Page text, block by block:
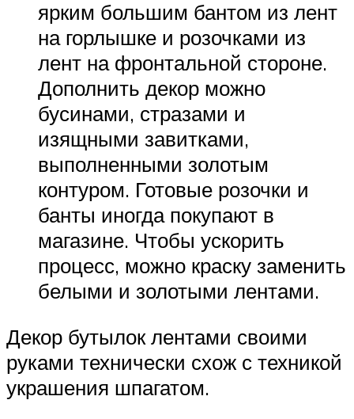
ярким большим бантом из лент
на горлышке и розочками из
лент на фронтальной стороне.
Дополнить декор можно
бусинами, стразами и
изящными завитками,
выполненными золотым
контуром. Готовые розочки и
банты иногда покупают в
магазине. Чтобы ускорить
процесс, можно краску заменить
белыми и золотыми лентами.
Декор бутылок лентами своими
руками технически схож с техникой
украшения шпагатом.